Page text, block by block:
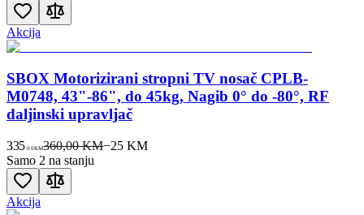
Akcija
SBOX Motorizirani stropni TV nosač CPLB-
M0748, 43"-86", do 45kg, Nagib 0° do -80°, RF
daljinski upravljač
335 00KM360,00 KM−25 KM
Samo 2 na stanju
Akcija